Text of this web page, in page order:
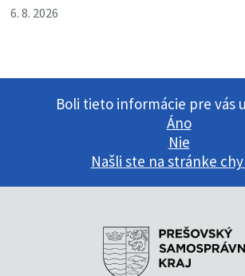
6. 8. 2026
Boli tieto informácie pre vás
Áno
Nie
Našli ste na stránke